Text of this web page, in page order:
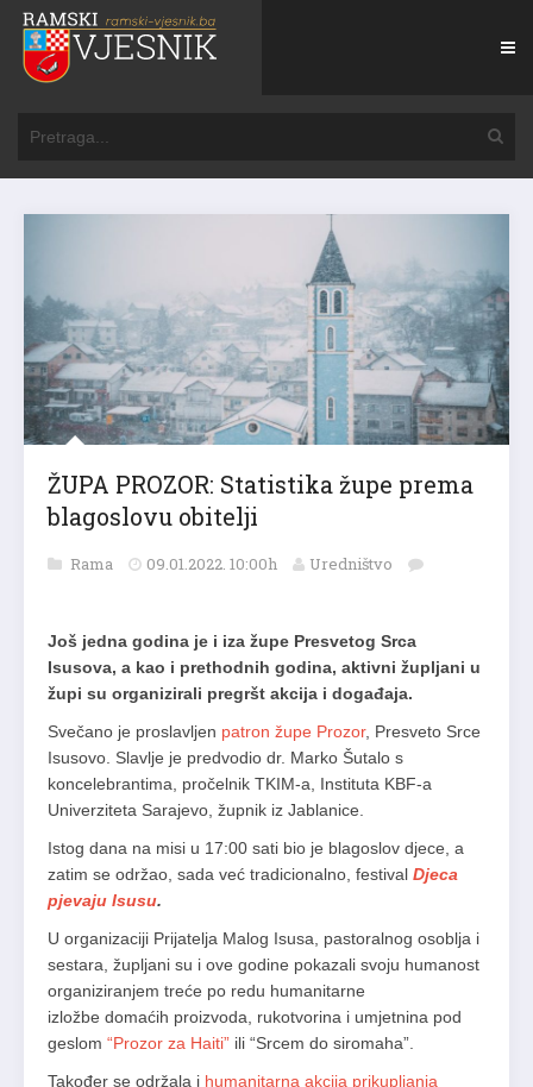
ŽUPA PROZOR: Statistika župe prema
blagoslovu obitelji
Rama 09.01.2022. 10:00h Uredništvo
Još jedna godina je i iza župe Presvetog Srca
Isusova, a kao i prethodnih godina, aktivni župljani u
župi su organizirali pregršt akcija i događaja.
Svečano je proslavljen patron župe Prozor, Presveto Srce
Isusovo. Slavlje je predvodio dr. Marko Šutalo s
koncelebrantima, pročelnik TKIM-a, Instituta KBF-a
Univerziteta Sarajevo, župnik iz Jablanice.
Istog dana na misi u 17:00 sati bio je blagoslov djece, a
zatim se održao, sada već tradicionalno, festival Djeca
pjevaju Isusu.
U organizaciji Prijatelja Malog Isusa, pastoralnog osoblja i
sestara, župljani su i ove godine pokazali svoju humanost
organiziranjem treće po redu humanitarne
izložbe domaćih proizvoda, rukotvorina i umjetnina pod
geslom “Prozor za Haiti” ili “Srcem do siromaha”.
Također se održala i humanitarna akcija prikupljanja